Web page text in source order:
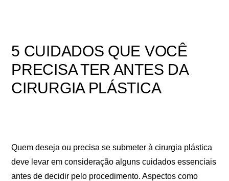
5 CUIDADOS QUE VOCÊ
PRECISA TER ANTES DA
CIRURGIA PLÁSTICA
Quem deseja ou precisa se submeter à cirurgia plástica
deve levar em consideração alguns cuidados essenciais
antes de decidir pelo procedimento. Aspectos como